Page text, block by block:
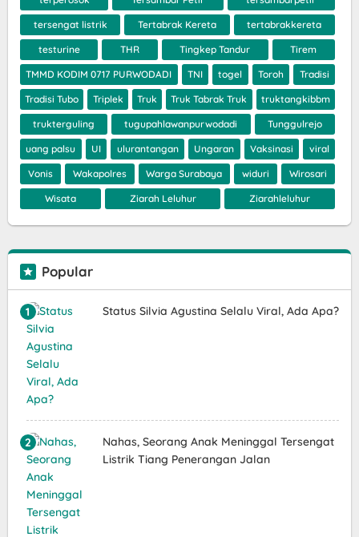
tersengat listrik Tertabrak Kereta tertabrakkereta
testurine THR Tingkep Tandur Tirem
TMMD KODIM 0717 PURWODADI TNI togel Toroh Tradisi
Tradisi Tubo Triplek Truk Truk Tabrak Truk truktangkibbm
trukterguling tugupahlawanpurwodadi Tunggulrejo
uang palsu UI ulurantangan Ungaran Vaksinasi viral
Vonis Wakapolres Warga Surabaya widuri Wirosari
Wisata Ziarah Leluhur Ziarahleluhur
Popular
Status Silvia Agustina Selalu Viral, Ada Apa?
Nahas, Seorang Anak Meninggal Tersengat
Listrik Tiang Penerangan Jalan